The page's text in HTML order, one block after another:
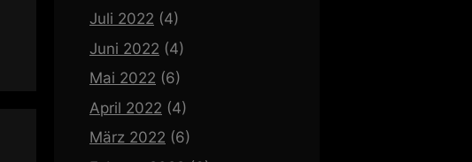
Juli 2022 (4)
Juni 2022 (4)
Mai 2022 (6)
April 2022 (4)
März 2022 (6)